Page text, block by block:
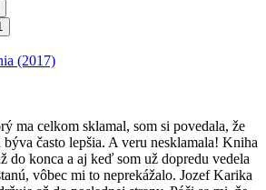
(2017)
ma celkom sklamal, som si povedala, že
často lepšia. A veru nesklamala! Kniha
do konca a aj keď som už dopredu vedela
vôbec mi to neprekážalo. Jozef Karika